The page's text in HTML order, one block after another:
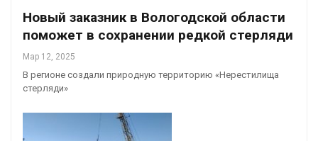
Новый заказник в Вологодской области
поможет в сохранении редкой стерляди
Мар 12, 2025
В регионе создали природную территорию «Нерестилища
стерляди»